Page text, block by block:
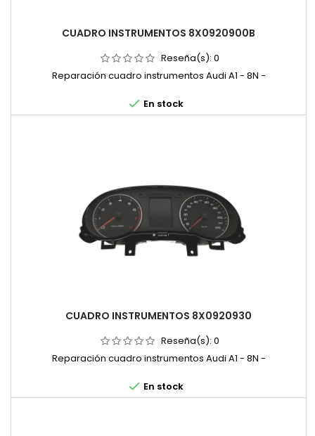
CUADRO INSTRUMENTOS 8X0920900B
Reseña(s): 0
Reparación cuadro instrumentos Audi A1 - 8N -
 En stock
CUADRO INSTRUMENTOS 8X0920930
Reseña(s): 0
Reparación cuadro instrumentos Audi A1 - 8N -
 En stock